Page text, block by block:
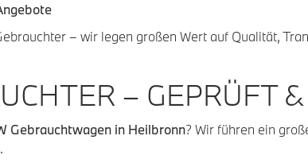
– wir legen großen Wert auf Qualität,
– GEPRÜFT
Gebrauchtwagen in Heilbronn? Wir führen ein